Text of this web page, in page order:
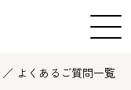
／ よくあるご質問一覧